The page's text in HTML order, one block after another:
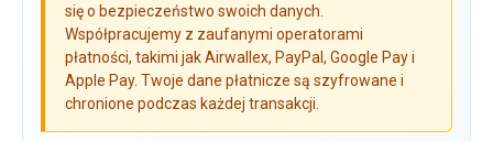
się o bezpieczeństwo swoich danych.
Współpracujemy z zaufanymi operatorami
płatności, takimi jak Airwallex, PayPal, Google Pay i
Apple Pay. Twoje dane płatnicze są szyfrowane i
chronione podczas każdej transakcji.